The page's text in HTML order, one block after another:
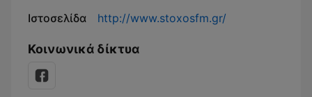
Ιστοσελίδα http://www.stoxosfm.gr/
Κοινωνικά δίκτυα